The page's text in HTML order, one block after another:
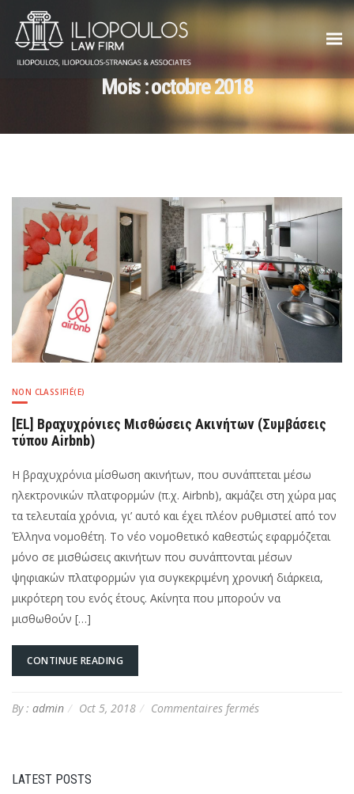
Mois :octobre 2018
NON CLASSIFIÉ(E)
[EL] Βραχυχρόνιες Μισθώσεις Ακινήτων (Συμβάσεις
τύπου Airbnb)
Η βραχυχρόνια μίσθωση ακινήτων, που συνάπτεται μέσω
ηλεκτρονικών πλατφορμών (π.χ. Airbnb), ακμάζει στη χώρα μας
τα τελευταία χρόνια, γι’ αυτό και έχει πλέον ρυθμιστεί από τον
Έλληνα νομοθέτη. Το νέο νομοθετικό καθεστώς εφαρμόζεται
μόνο σε μισθώσεις ακινήτων που συνάπτονται μέσων
ψηφιακών πλατφορμών για συγκεκριμένη χρονική διάρκεια,
μικρότερη του ενός έτους. Ακίνητα που μπορούν να
μισθωθούν […]
CONTINUE READING
By : admin Oct 5, 2018 Commentaires ferméssur
LATEST POSTS